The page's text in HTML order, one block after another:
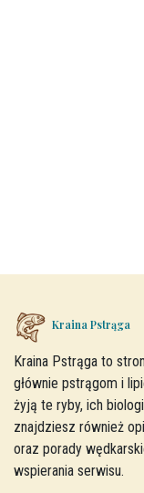
Kraina Pstrąga
Kraina Pstrąga to
głównie pstrągom i
żyją te ryby, ich
znajdziesz również
oraz porady
wspierania serwisu.